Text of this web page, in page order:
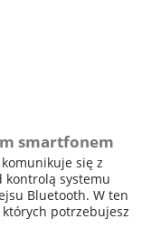
smartfonem
się z
kontrolą systemu
Bluetooth. W ten
których potrzebujesz